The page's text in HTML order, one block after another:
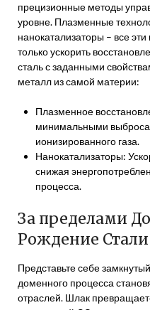
прецизионные методы
уровне. Плазменные
нанокатализаторы – все
только ускорить
сталь с заданными
металл из самой материи:
Плазменное
минимальными
ионизированного газа.
Нанокатализаторы:
снижая
процесса.
За пределами
Рождение
Представьте себе
доменного процесса
отраслей. Шлак